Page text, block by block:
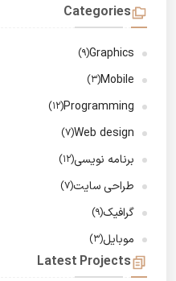
Categories
Graphics
(9)
Mobile
(3)
Programming
(12)
Web design
(7)
برنامه نویسی(12)
طراحی سایت(7)
گرافیک(9)
موبایل(3)
Latest Projects